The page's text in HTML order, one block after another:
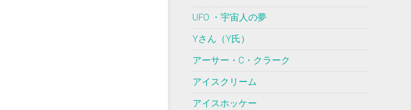
UFO ・宇宙人の夢
Yさん（Y氏）
アーサー・C・クラーク
アイスクリーム
アイスホッケー